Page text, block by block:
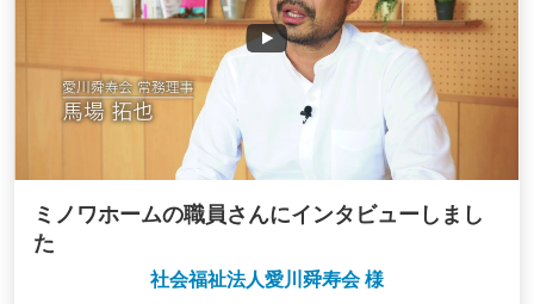
ミノワホームの職員さんにインタビューしまし
た
社会福祉法人愛川舜寿会 様